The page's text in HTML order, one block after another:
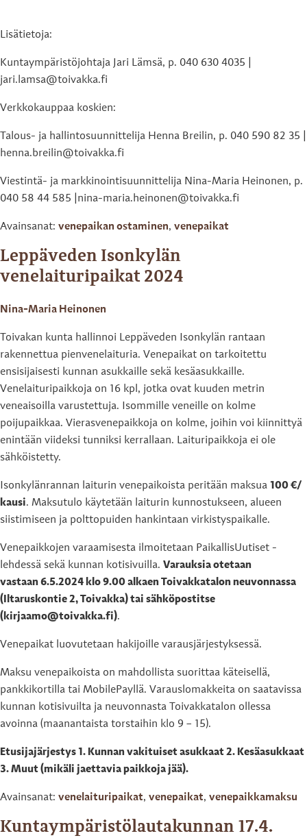
Lisätietoja:
Kuntaympäristöjohtaja Jari Lämsä, p. 040 630 4035 |
jari.lamsa@toivakka.fi
Verkkokauppaa koskien:
Talous- ja hallintosuunnittelija Henna Breilin, p. 040 590 82 35 |
henna.breilin@toivakka.fi
Viestintä- ja markkinointisuunnittelija Nina-Maria Heinonen, p.
040 58 44 585 |nina-maria.heinonen@toivakka.fi
Avainsanat: venepaikan ostaminen, venepaikat
Leppäveden Isonkylän
venelaituripaikat 2024
Nina-Maria Heinonen
Toivakan kunta hallinnoi Leppäveden Isonkylän rantaan
rakennettua pienvenelaituria. Venepaikat on tarkoitettu
ensisijaisesti kunnan asukkaille sekä kesäasukkaille.
Venelaituripaikkoja on 16 kpl, jotka ovat kuuden metrin
veneaisoilla varustettuja. Isommille veneille on kolme
poijupaikkaa. Vierasvenepaikkoja on kolme, joihin voi kiinnittyä
enintään viideksi tunniksi kerrallaan. Laituripaikkoja ei ole
sähköistetty.
Isonkylänrannan laiturin venepaikoista peritään maksua 100 €/
kausi. Maksutulo käytetään laiturin kunnostukseen, alueen
siistimiseen ja polttopuiden hankintaan virkistyspaikalle.
Venepaikkojen varaamisesta ilmoitetaan PaikallisUutiset -
lehdessä sekä kunnan kotisivuilla. Varauksia otetaan
vastaan 6.5.2024 klo 9.00 alkaen Toivakkatalon neuvonnassa
(Iltaruskontie 2, Toivakka) tai sähköpostitse
(kirjaamo@toivakka.fi).
Venepaikat luovutetaan hakijoille varausjärjestyksessä.
Maksu venepaikoista on mahdollista suorittaa käteisellä,
pankkikortilla tai MobilePayllä. Varauslomakkeita on saatavissa
kunnan kotisivuilta ja neuvonnasta Toivakkatalon ollessa
avoinna (maanantaista torstaihin klo 9 – 15).
Etusijajärjestys 1. Kunnan vakituiset asukkaat 2. Kesäasukkaat
3. Muut (mikäli jaettavia paikkoja jää).
Avainsanat: venelaituripaikat, venepaikat, venepaikkamaksu
Kuntaympäristölautakunnan 17.4.